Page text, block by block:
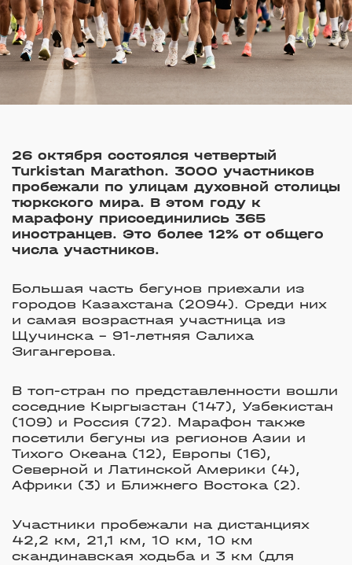
26 октября состоялся четвертый
Turkistan Marathon. 3000 участников
пробежали по улицам духовной столицы
тюркского мира. В этом году к
марафону присоединились 365
иностранцев. Это более 12% от общего
числа участников.
Большая часть бегунов приехали из
городов Казахстана (2094). Среди них
и самая возрастная участница из
Щучинска – 91-летняя Салиха
Зигангерова.
В топ-стран по представленности вошли
соседние Кыргызстан (147), Узбекистан
(109) и Россия (72). Марафон также
посетили бегуны из регионов Азии и
Тихого Океана (12), Европы (16),
Северной и Латинской Америки (4),
Африки (3) и Ближнего Востока (2).
Участники пробежали на дистанциях
42,2 км, 21,1 км, 10 км, 10 км
скандинавская ходьба и 3 км (для